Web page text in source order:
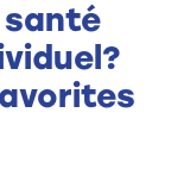
santé